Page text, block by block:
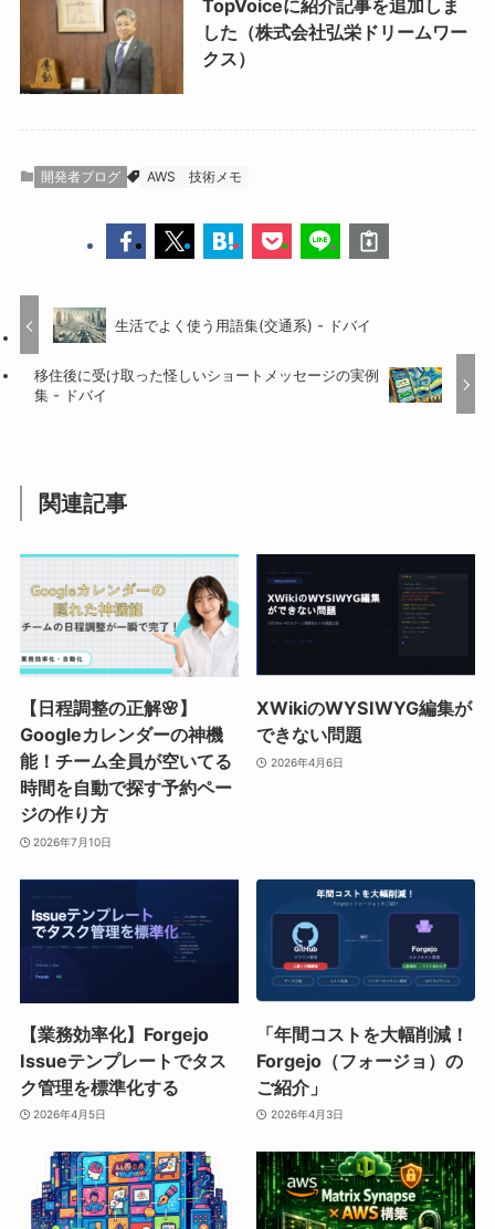
TopVoiceに紹介記事を追加しま
した（株式会社弘栄ドリームワー
クス）
開発者ブログ AWS 技術メモ
生活でよく使う用語集(交通系) - ドバイ
移住後に受け取った怪しいショートメッセージの実例
集 - ドバイ
関連記事
【日程調整の正解🌸】
Googleカレンダーの神機
能！チーム全員が空いてる
時間を自動で探す予約ペー
ジの作り方
2026年7月10日
XWikiのWYSIWYG編集が
できない問題
2026年4月6日
【業務効率化】Forgejo
Issueテンプレートでタス
ク管理を標準化する
2026年4月5日
「年間コストを大幅削減！
Forgejo（フォージョ）の
ご紹介」
2026年4月3日